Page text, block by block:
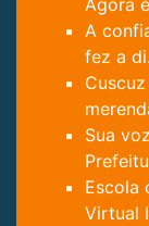
Agora
A
fez a
Sua
Escola
Virtual